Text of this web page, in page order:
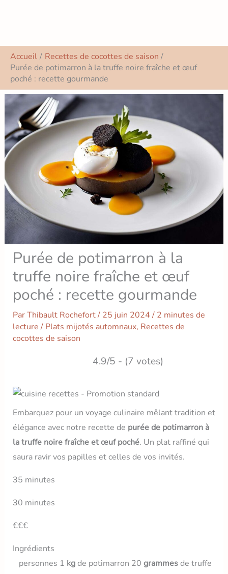
Accueil
Recettes de cocottes de saison
Purée de potimarron à la truffe noire fraîche et œuf
poché : recette gourmande
Purée de potimarron à la
truffe noire fraîche et œuf
poché : recette gourmande
ParThibault Rochefort/ 25 juin 2024 / 2 minutes de
lecture / Plats mijotés automnaux, Recettes de
cocottes de saison
4.9/5 - (7 votes)
Embarquez pour un voyage culinaire mêlant tradition et
élégance avec notre recette de purée de potimarron à
la truffe noire fraîche et œuf poché. Un plat raffiné qui
saura ravir vos papilles et celles de vos invités.
35 minutes
30 minutes
€€€
Ingrédients
personnes 1 kgde potimarron 20 grammesde truffe